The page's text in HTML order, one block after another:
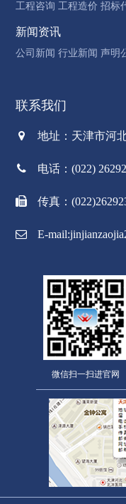
工程咨询 工程造价 招标
新闻资讯
公司新闻 行业新闻 声明
联系我们
地址：天津市河
电话：(022)
传真：
E-
微信扫一扫进官网